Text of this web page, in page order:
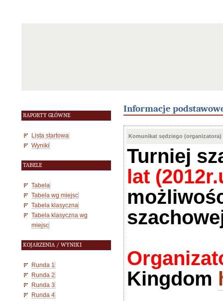
RAPORTY GŁÓWNE
Lista startowa
Wyniki
TABELE
Tabela
Tabela wg miejsc
Tabela klasyczna
Tabela klasyczna wg
miejsc
KOJARZENIA / WYNIKI
Runda 1
Runda 2
Runda 3
Runda 4
Informacje
Komunikat sędziego (organizatora)
Turniej
lat (
Kingdom